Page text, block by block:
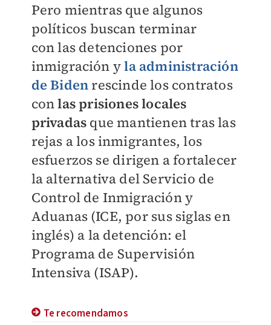
Pero mientras que algunos
políticos buscan terminar
conlas detenciones por
inmigración yla administración
de Bidenrescinde los contratos
conlasprisiones locales
privadas que mantienen tras las
rejas a los inmigrantes, los
esfuerzos se dirigen a fortalecer
la alternativa del Servicio de
Control de Inmigración y
Aduanas (ICE, por sus siglas en
inglés) a la detención: el
Programa de Supervisión
Intensiva (ISAP).
Te recomendamos